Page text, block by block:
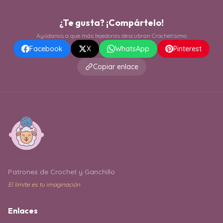
¿Te gusta? ¡Compártelo!
Ayúdanos a que más tejedoras descubran Crochetísimo
Facebook X WhatsApp
Pinterest
Copiar enlace
Patrones de Crochet y Ganchillo
El límite es tu imaginación
Enlaces